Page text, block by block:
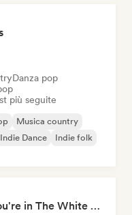
Danza pop
più seguite
Musica country
Indie Dance
Indie folk
Songs to pretend you're in The White Lotus